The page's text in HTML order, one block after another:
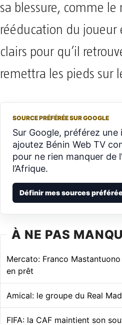
sa blessure, comme le
rééducation du joueur
clairs pour qu’il
remettra les pieds sur
SOURCE PRÉFÉRÉE SUR GOOGLE
Sur Google, préférez
ajoutez Bénin Web TV
pour ne rien manquer de
l’Afrique.
Définir mes sources
À NE PAS
Mercato: Franco
en prêt
Amical: le groupe du Real
FIFA: la CAF maintient son